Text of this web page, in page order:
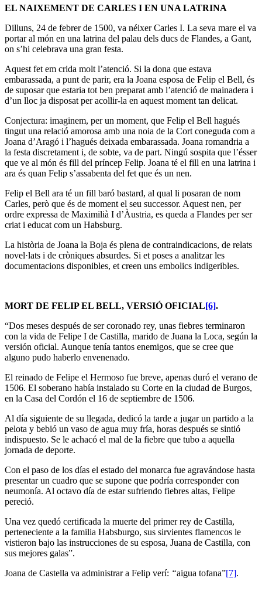
EL NAIXEMENT DE CARLES I EN UNA LATRINA
Dilluns, 24 de febrer de 1500, va néixer Carles I. La seva mare el va
portar al món en una latrina del palau dels ducs de Flandes, a Gant,
on s’hi celebrava una gran festa.
Aquest fet em crida molt l’atenció. Si la dona que estava
embarassada, a punt de parir, era la Joana esposa de Felip el Bell, és
de suposar que estaria tot ben preparat amb l’atenció de mainadera i
d’un lloc ja disposat per acollir-la en aquest moment tan delicat.
Conjectura: imaginem, per un moment, que Felip el Bell hagués
tingut una relació amorosa amb una noia de la Cort coneguda com a
Joana d’Aragó i l’hagués deixada embarassada. Joana romandria a
la festa discretament i, de sobte, va de part. Ningú sospita que l’ésser
que ve al món és fill del príncep Felip. Joana té el fill en una latrina i
ara és quan Felip s’assabenta del fet que és un nen.
Felip el Bell ara té un fill baró bastard, al qual li posaran de nom
Carles, però que és de moment el seu successor. Aquest nen, per
ordre expressa de Maximilià I d’Àustria, es queda a Flandes per ser
criat i educat com un Habsburg.
La història de Joana la Boja és plena de contraindicacions, de relats
novel·lats i de cròniques absurdes. Si et poses a analitzar les
documentacions disponibles, et creen uns embolics indigeribles.
MORT DE FELIP EL BELL, VERSIÓ OFICIAL[6].
“Dos meses después de ser coronado rey, unas fiebres terminaron
con la vida de Felipe I de Castilla, marido de Juana la Loca, según la
versión oficial. Aunque tenía tantos enemigos, que se cree que
alguno pudo haberlo envenenado.
El reinado de Felipe el Hermoso fue breve, apenas duró el verano de
1506. El soberano había instalado su Corte en la ciudad de Burgos,
en la Casa del Cordón el 16 de septiembre de 1506.
Al día siguiente de su llegada, dedicó la tarde a jugar un partido a la
pelota y bebió un vaso de agua muy fría, horas después se sintió
indispuesto. Se le achacó el mal de la fiebre que tubo a aquella
jornada de deporte.
Con el paso de los días el estado del monarca fue agravándose hasta
presentar un cuadro que se supone que podría corresponder con
neumonía. Al octavo día de estar sufriendo fiebres altas, Felipe
pereció.
Una vez quedó certificada la muerte del primer rey de Castilla,
perteneciente a la familia Habsburgo, sus sirvientes flamencos le
vistieron bajo las instrucciones de su esposa, Juana de Castilla, con
sus mejores galas”.
Joana de Castella va administrar a Felip verí: “aigua tofana”[7].